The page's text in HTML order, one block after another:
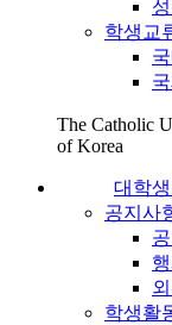
학생교
The Catholic
of Korea
대학
공지사
학생활